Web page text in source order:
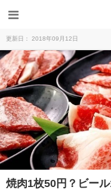
更新日： 2018年09月12日
焼肉1枚50円？ビー